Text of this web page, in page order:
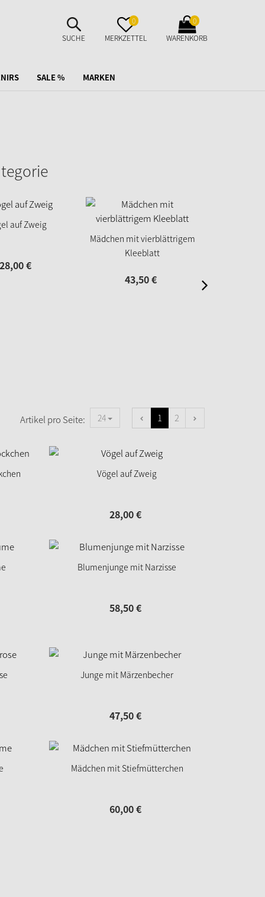
SUCHE
AUFKLAPPEN
SUCHE
MERKZETTEL
AUFKLAPPEN
0
MERKZETTEL
WARENKORB
AUFKLAPPEN
0
WARENKORB
SALE % MARKEN
auf Zweig
28,00€
Mädchen mit vierblättrigem
Kleeblatt
43,50€
Artikel pro Seite: 24 1 2
Vögel auf Zweig
28,00€
Blumenjunge mit Narzisse
58,50€
Junge mit Märzenbecher
47,50€
Mädchen mit Stiefmütterchen
60,00€